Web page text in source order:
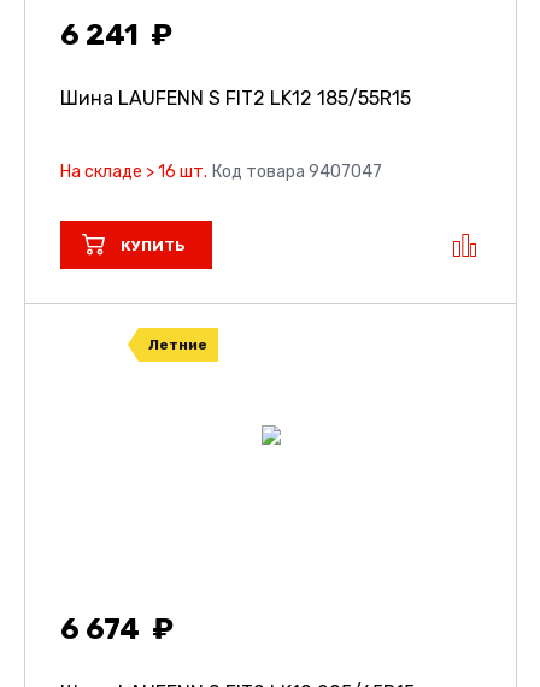
6 241
Шина LAUFENN S FIT2 LK12 185/55R15
На складе > 16 шт. Код товара 9407047
КУПИТЬ
Летние
6 674